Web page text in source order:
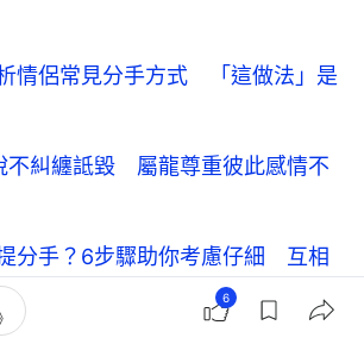
情侶常見分手方式 「這做法」是
不糾纏詆毀 屬龍尊重彼此感情不
分手？6步驟助你考慮仔細 互相
6